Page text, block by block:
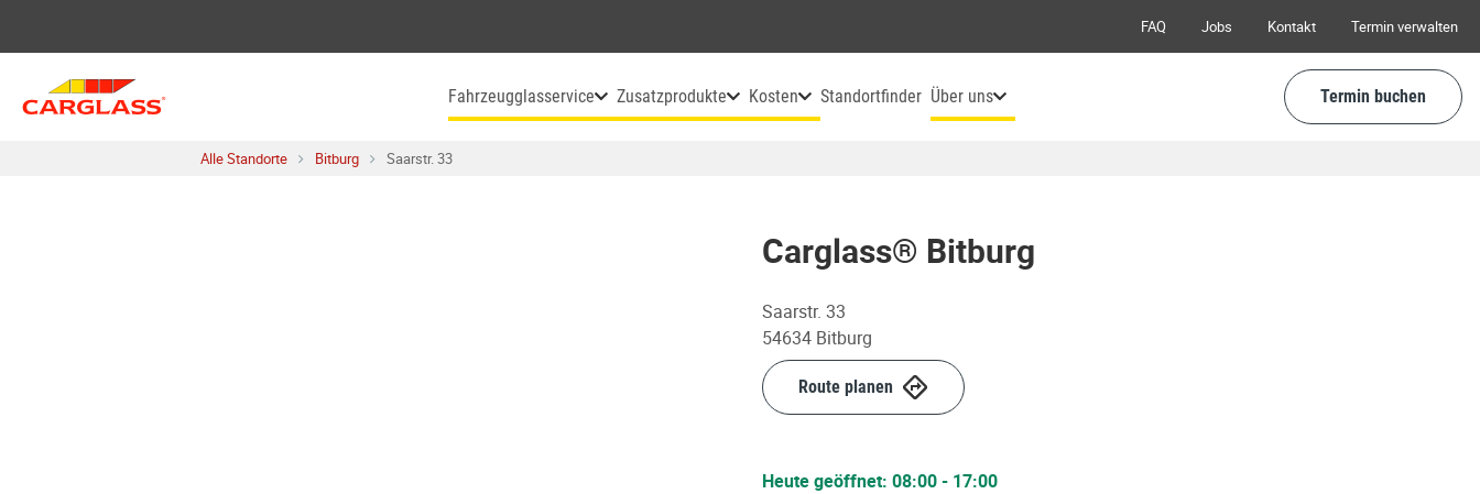
Termin verwalten
Kontakt
Jobs
FAQ
Fahrzeugglasservice Zusatzprodukte Kosten Standortfinder Über uns Termin buchen
Alle Standorte Bitburg Saarstr. 33
Carglass® Bitburg
Saarstr. 33
54634 Bitburg
Route planen
Heute geöffnet: 08:00- 17:00